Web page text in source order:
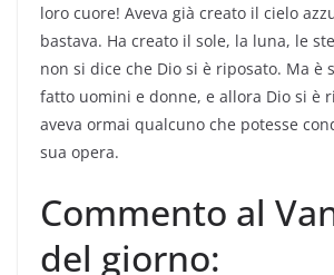
loro cuore! Aveva già creato il cielo
bastava. Ha creato il sole, la luna, le
non si dice che Dio si è riposato. Ma è
fatto uomini e donne, e allora Dio si è
aveva ormai qualcuno che potesse
sua opera.
Commento al
del giorno: